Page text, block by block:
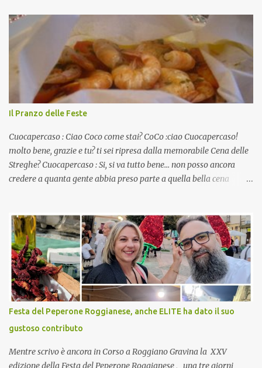
Il Pranzo delle Feste
Cuocapercaso : Ciao Coco come stai? CoCo :ciao Cuocapercaso!
molto bene, grazie e tu? ti sei ripresa dalla memorabile Cena delle
Streghe? Cuocapercaso : Si, si va tutto bene… non posso ancora
credere a quanta gente abbia preso parte a quella bella cena
pranzo, racconta un po'! Perchè io avrò ospiti e cerco degli spunti...
Cuocapercaso : A dire il vero domenica prossima non preparo
nulla perché vado al Pranzo Aziendale di fine anno organizzato dai
mie capi! CoCo : Pranzo aziendale? Una bella idea! Cuocapercaso :
si, è un modo per riunirsi tutti a fine anno e tirare le somme…
naturalmente mangiando tutti insieme, con grande convivialità!
CoCo : è naturale il cibo, come sappiamo bene, funziona spesso da
collante e anche nel lavoro riesce a creare spesso l’ambiente
favorevole per molte belle opportunità, non trovi? Cuocapercaso :
Si, concordo! …addirittura si dice...
Festa del Peperone Roggianese, anche ELITE ha dato il suo
gustoso contributo
Mentre scrivo è ancora in Corso a Roggiano Gravina la XXV
edizione della Festa del Peperone Roggianese , una tre giorni